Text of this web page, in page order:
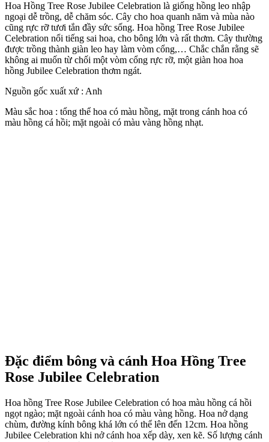
Hoa Hồng Tree Rose Jubilee Celebration là giống hồng leo nhập
ngoại dễ trồng, dễ chăm sóc. Cây cho hoa quanh năm và mùa nào
cũng rực rỡ tươi tắn đầy sức sống. Hoa hồng Tree Rose Jubilee
Celebration nổi tiếng sai hoa, cho bông lớn và rất thơm. Cây thường
được trồng thành giàn leo hay làm vòm cổng,… Chắc chắn rằng sẽ
không ai muốn từ chối một vòm cổng rực rỡ, một giàn hoa hoa
hồng Jubilee Celebration thơm ngát.
Nguồn gốc xuất xứ : Anh
Màu sắc hoa : tổng thể hoa có màu hồng, mặt trong cánh hoa có
màu hồng cá hồi; mặt ngoài có màu vàng hồng nhạt.
Đặc điểm bông và cánh Hoa Hồng Tree
Rose Jubilee Celebration
Hoa hồng Tree Rose Jubilee Celebration có hoa màu hồng cá hồi
ngọt ngào; mặt ngoài cánh hoa có màu vàng hồng. Hoa nở dạng
chùm, đường kính bông khá lớn có thể lên đến 12cm. Hoa hồng
Jubilee Celebration khi nở cánh hoa xếp dày, xen kẽ. Số lượng cánh